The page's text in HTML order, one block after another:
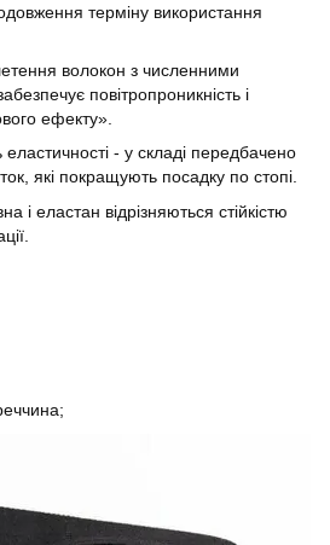
терміну використання
волокон з численними
повітропроникність і
ефекту».
- у складі передбачено
які покращують посадку по стопі.
і еластан відрізняються стійкістю